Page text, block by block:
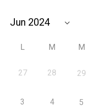
L M M
27 28 29
3 4 5